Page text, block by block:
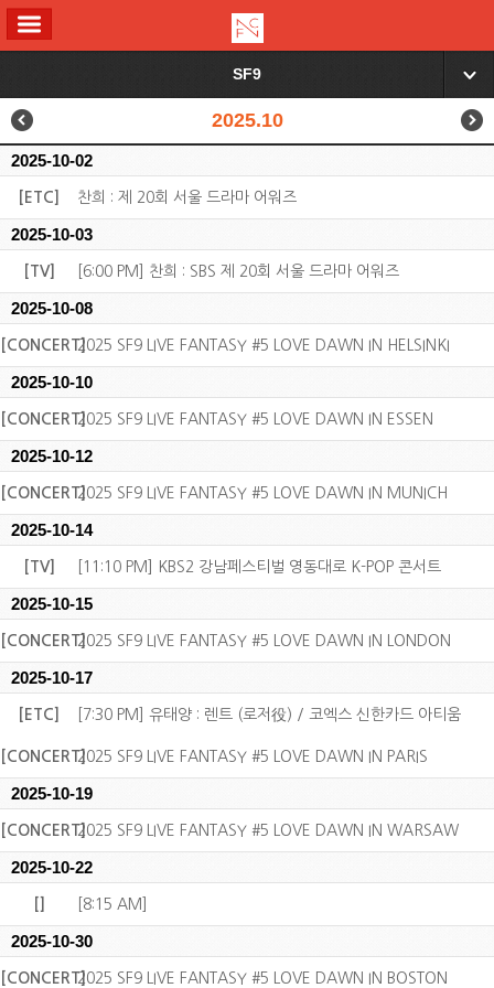
SF9 ▼
2025.10
2025-10-02
[ETC] 찬희 : 제 20회 서울 드라마 어워즈
2025-10-03
[TV] [6:00 PM] 찬희 : SBS 제 20회 서울 드라마 어워즈
2025-10-08
[CONCERT]2025 SF9 LIVE FANTASY #5 LOVE DAWN IN HELSINKI
2025-10-10
[CONCERT]2025 SF9 LIVE FANTASY #5 LOVE DAWN IN ESSEN
2025-10-12
[CONCERT]2025 SF9 LIVE FANTASY #5 LOVE DAWN IN MUNICH
2025-10-14
[TV] [11:10 PM] KBS2 강남페스티벌 영동대로 K-POP 콘서트
2025-10-15
[CONCERT]2025 SF9 LIVE FANTASY #5 LOVE DAWN IN LONDON
2025-10-17
[ETC] [7:30 PM] 유태양 : 렌트 (로저役) / 코엑스 신한카드 아티움
[CONCERT]2025 SF9 LIVE FANTASY #5 LOVE DAWN IN PARIS
2025-10-19
[CONCERT]2025 SF9 LIVE FANTASY #5 LOVE DAWN IN WARSAW
2025-10-22
[8:15 AM]
2025-10-30
[CONCERT]2025 SF9 LIVE FANTASY #5 LOVE DAWN IN BOSTON